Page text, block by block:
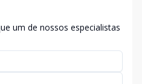
um de nossos especialistas